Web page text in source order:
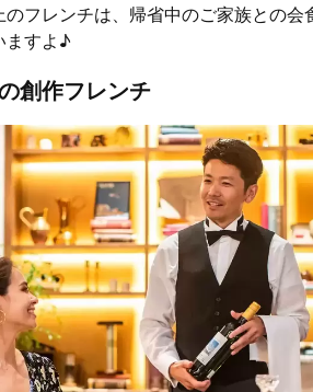
フレンチは、帰省中のご家族との会
ますよ♪
創作フレンチ